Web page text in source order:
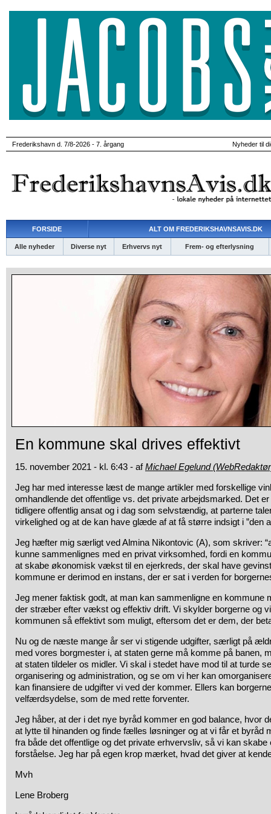
Frederikshavn d. 7/8-2026 - 7. årgang Nyheder til
FORSIDE ALT OM FREDERIKSHAVNSAVIS.DK
Alle nyheder Diverse nyt Erhvervs nyt Frem- og efterlysning
En kommune skal drives effektivt
15. november 2021 - kl. 6:43 - afMichael Egelund
Jeg har med interesse læst de mange artikler med forskellige
omhandlende det offentlige vs. det private arbejdsmarked. Det
tidligere offentlig ansat og i dag som selvstændig, at parterne
virkelighed og at de kan have glæde af at få større indsigt i ”den
Jeg hæfter mig særligt ved Almina Nikontovic (A), som skriver:
kunne sammenlignes med en privat virksomhed, fordi en
at skabe økonomisk vækst til en ejerkreds, der skal have
kommune er derimod en instans, der er sat i verden for
Jeg mener faktisk godt, at man kan sammenligne en kommune
der stræber efter vækst og effektiv drift. Vi skylder borgerne og
kommunen så effektivt som muligt, eftersom det er dem, der
Nu og de næste mange år ser vi stigende udgifter, særligt på
med vores borgmester i, at staten gerne må komme på banen,
at staten tildeler os midler. Vi skal i stedet have mod til at turde
organisering og administration, og se om vi her kan
kan finansiere de udgifter vi ved der kommer. Ellers kan
velfærdsydelse, som de med rette forventer.
Jeg håber, at der i det nye byråd kommer en god balance, hvor
at lytte til hinanden og finde fælles løsninger og at vi får et byråd
fra både det offentlige og det private erhvervsliv, så vi kan
forståelse. Jeg har på egen krop mærket, hvad det giver at
Mvh
Lene Broberg